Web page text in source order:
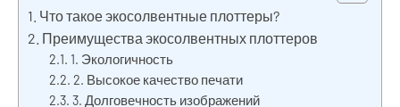
Что такое экосолвентные плоттеры?
Преимущества экосолвентных плоттеров
1. Экологичность
2. Высокое качество печати
3. Долговечность изображений